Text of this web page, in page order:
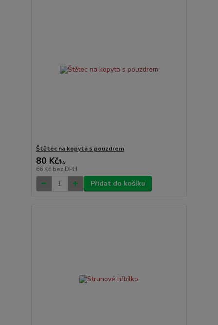
Štětec na kopyta s pouzdrem
80 Kč/ks
66 Kč bez DPH
Přidat do košíku